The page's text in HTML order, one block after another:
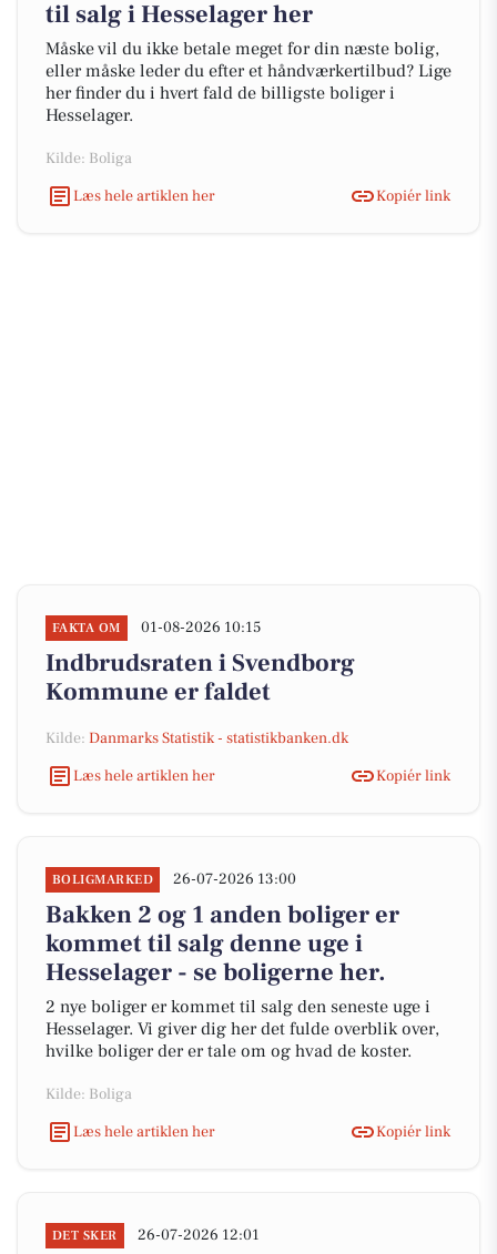
til salg i Hesselager her
Måske vil du ikke betale meget for din næste bolig,
eller måske leder du efter et håndværkertilbud? Lige
her finder du i hvert fald de billigste boliger i
Hesselager.
Kilde: Boliga
Læs hele artiklen her
Kopiér link
FAKTA OM 01-08-2026 10:15
Indbrudsraten i Svendborg
Kommune er faldet
Kilde: Danmarks Statistik - statistikbanken.dk
Læs hele artiklen her
Kopiér link
BOLIGMARKED 26-07-2026 13:00
Bakken 2 og 1 anden boliger er
kommet til salg denne uge i
Hesselager - se boligerne her.
2 nye boliger er kommet til salg den seneste uge i
Hesselager. Vi giver dig her det fulde overblik over,
hvilke boliger der er tale om og hvad de koster.
Kilde: Boliga
Læs hele artiklen her
Kopiér link
DET SKER 26-07-2026 12:01